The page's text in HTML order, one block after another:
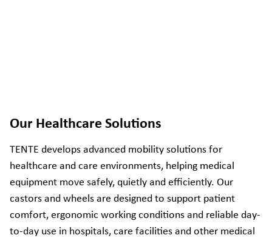
Our Healthcare Solutions
TENTE develops advanced mobility solutions for
healthcare and care environments, helping medical
equipment move safely, quietly and efficiently. Our
castors and wheels are designed to support patient
comfort, ergonomic working conditions and reliable day-
to-day use in hospitals, care facilities and other medical